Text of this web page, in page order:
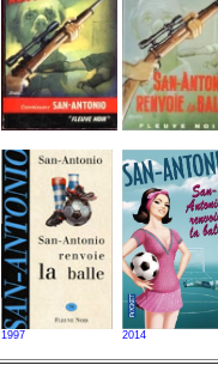
1997 2014